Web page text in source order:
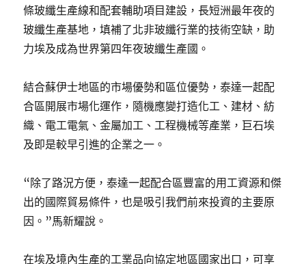
條玻纖生產線和配套輔助項目建設，長短洲最年夜的
玻纖生產基地，填補了北非玻纖行業的技術空缺，助
力埃及成為世界第四年夜玻纖生產國。
結合蘇伊士地區的市場優勢和區位優勢，泰達一起配
合區開展市場化運作，隨機應變打造化工、建材、紡
織、電工電氣、金屬加工、工程機械等產業，巨石埃
及即是較早引進的企業之一。
“除了路況方便，泰達一起配合區豐富的用工資源和傑
出的國際貿易條件，也是吸引我們前來投資的主要原
因。”馬新耀說。
在埃及境內生產的工業品向協定地區國家出口，可享